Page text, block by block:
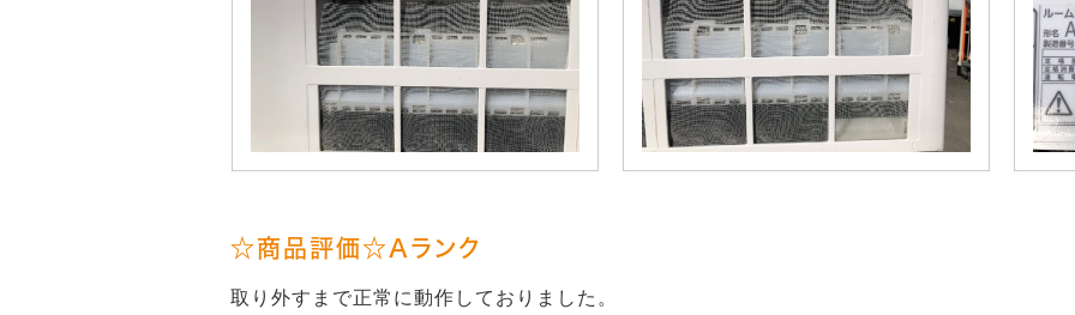
☆商品評価☆Aランク
取り外すまで正常に動作しておりました。